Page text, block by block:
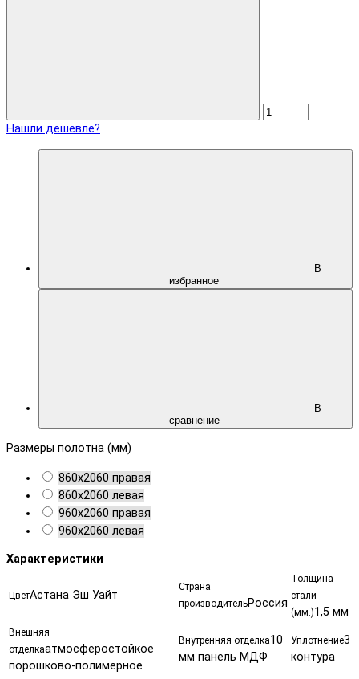
Нашли дешевле?
В
избранное
В
сравнение
Размеры полотна (мм)
860х2060 правая
860х2060 левая
960х2060 правая
960х2060 левая
Характеристики
ЦветАстана Эш Уайт
Страна
производительРоссия
Толщина
стали
(мм.)1,5 мм
Внешняя
отделкаатмосферостойкое
порошково-полимерное
Внутренняя отделка10
мм панель МДФ
Уплотнение3
контура